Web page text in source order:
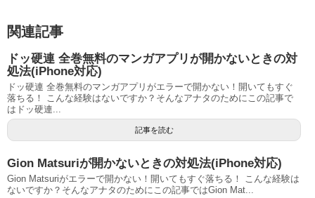
関連記事
ドッ硬連 全巻無料のマンガアプリが開かないときの対
処法(iPhone対応)
ドッ硬連 全巻無料のマンガアプリがエラーで開かない！開いてもすぐ
落ちる！ こんな経験はないですか？そんなアナタのためにこの記事で
はドッ硬連...
記事を読む
Gion Matsuriが開かないときの対処法(iPhone対応)
Gion Matsuriがエラーで開かない！開いてもすぐ落ちる！ こんな経験は
ないですか？そんなアナタのためにこの記事ではGion Mat...